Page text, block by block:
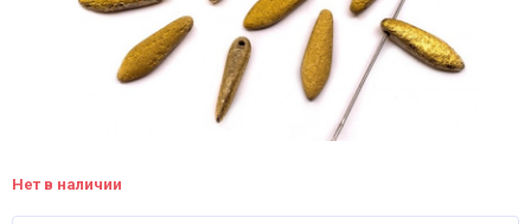
Нет в наличии